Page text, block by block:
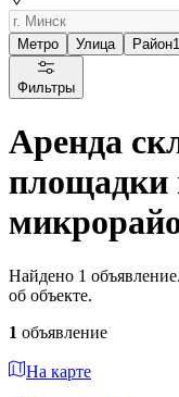
Метро Улица Район1
Фильтры
Аренда
площадки
Найдено 1
об объекте.
1 объявление
На карте